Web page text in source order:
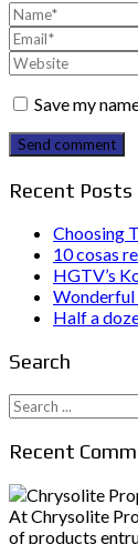
Save my
Send comment
Recent Posts
Choosing
10 cosas
HGTV’s
Wonderful
Half a
Search
Search
for:
Recent
At Chrysolite
of products